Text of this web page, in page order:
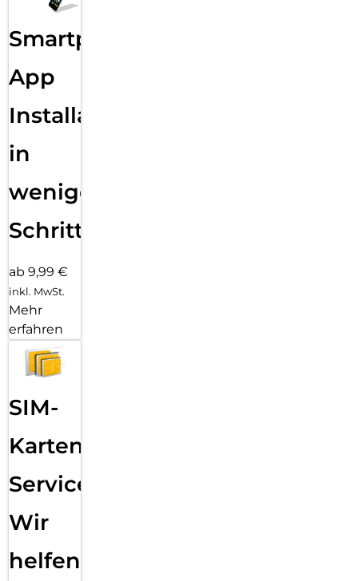
Smartphone
App
Installation
in
wenigen
Schritten
ab 9,99 €
inkl. MwSt.
Mehr
erfahren
SIM-
Karten
Service:
Wir
helfen